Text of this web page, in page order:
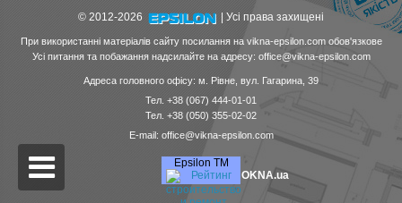
© 2012-2026 | Усі права захищені
При використанні матеріалів сайту посилання на vikna-epsilon.com обов'язкове
Усі питання та побажання надсилайте на адресу: office@vikna-epsilon.com
Адреса головного офісу: м. Рівне, вул. Гагарина, 39
Тел. +38 (067) 444-01-01
Тел. +38 (050) 355-02-02
E-mail: office@vikna-epsilon.com
Epsilon ТМ
OKNA.ua